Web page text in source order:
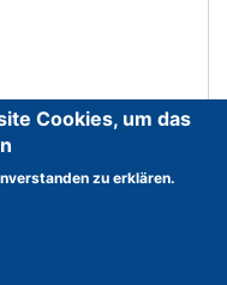
Cookies, um das
zu erklären.